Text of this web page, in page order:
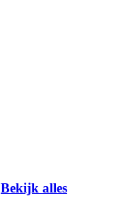
Bekijk alles